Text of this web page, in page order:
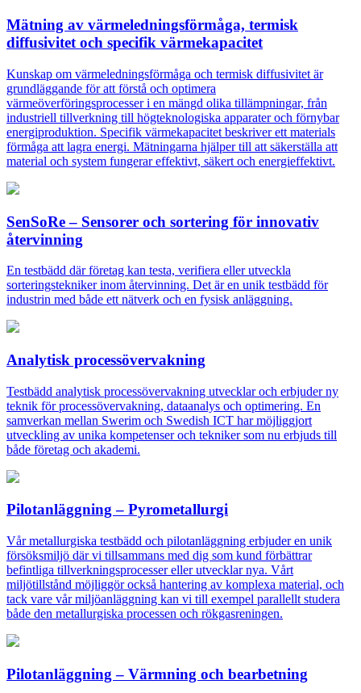
Mätning av värmeledningsförmåga, termisk
diffusivitet och specifik värmekapacitet
Kunskap om värmeledningsförmåga och termisk diffusivitet är
grundläggande för att förstå och optimera
värmeöverföringsprocesser i en mängd olika tillämpningar, från
industriell tillverkning till högteknologiska apparater och förnybar
energiproduktion. Specifik värmekapacitet beskriver ett materials
förmåga att lagra energi. Mätningarna hjälper till att säkerställa att
material och system fungerar effektivt, säkert och energieffektivt.
SenSoRe – Sensorer och sortering för innovativ
återvinning
En testbädd där företag kan testa, verifiera eller utveckla
sorteringstekniker inom återvinning. Det är en unik testbädd för
industrin med både ett nätverk och en fysisk anläggning.
Analytisk processövervakning
Testbädd analytisk processövervakning utvecklar och erbjuder ny
teknik för processövervakning, dataanalys och optimering. En
samverkan mellan Swerim och Swedish ICT har möjliggjort
utveckling av unika kompetenser och tekniker som nu erbjuds till
både företag och akademi.
Pilotanläggning – Pyrometallurgi
Vår metallurgiska testbädd och pilotanläggning erbjuder en unik
försöksmiljö där vi tillsammans med dig som kund förbättrar
befintliga tillverkningsprocesser eller utvecklar nya. Vårt
miljötillstånd möjliggör också hantering av komplexa material, och
tack vare vår miljöanläggning kan vi till exempel parallellt studera
både den metallurgiska processen och rökgasreningen.
Pilotanläggning – Värmning och bearbetning